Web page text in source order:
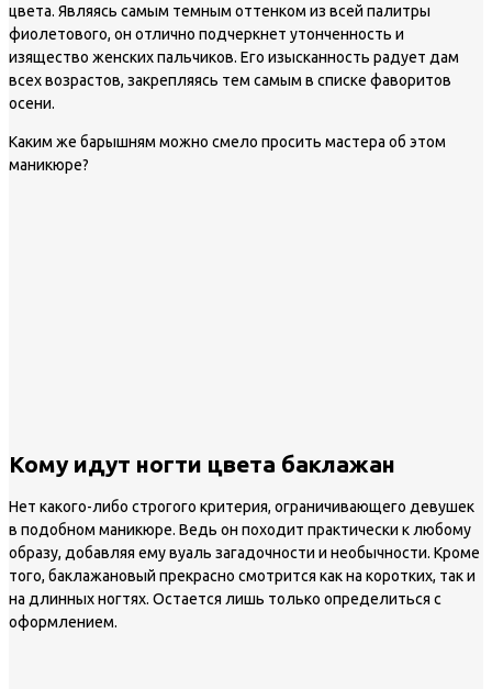
цвета. Являясь самым темным оттенком из всей палитры
фиолетового, он отлично подчеркнет утонченность и
изящество женских пальчиков. Его изысканность радует дам
всех возрастов, закрепляясь тем самым в списке фаворитов
осени.
Каким же барышням можно смело просить мастера об этом
маникюре?
Кому идут ногти цвета баклажан
Нет какого-либо строгого критерия, ограничивающего девушек
в подобном маникюре. Ведь он походит практически к любому
образу, добавляя ему вуаль загадочности и необычности. Кроме
того, баклажановый прекрасно смотрится как на коротких, так и
на длинных ногтях. Остается лишь только определиться с
оформлением.